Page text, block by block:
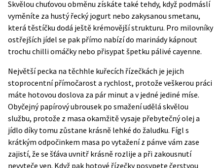
Skvělou chuťovou obměnu získáte také tehdy, když podmáslí
vyměníte za hustý řecký jogurt nebo zakysanou smetanu,
která těstíčku dodá ještě krémovější strukturu. Pro milovníky
ostřejších jídel se pak přímo nabízí do marinády kápnout
trochu chilli omáčky nebo přisypat špetku pálivé cayenne.
Největší pecka na těchhle kuřecích řízečkách je jejich
stoprocentní přímočarost a rychlost, protože veškerou práci
máte hotovou doslova za pár minut a v jedné jediné míse.
Obyčejný papírový ubrousek po smažení udělá skvělou
službu, protože z masa okamžitě vysaje přebytečný olej a
jídlo díky tomu zůstane krásně lehké do žaludku. Fígl s
krátkým odpočinkem masa po vytažení z pánve vám zase
zajistí, že se šťáva uvnitř krásně rozlije a při zakousnutí
nevyteče ven. Když pak hotové řízečky posypete čerstvou